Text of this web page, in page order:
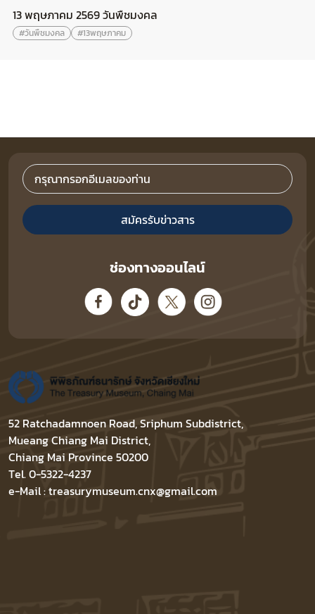
13 พฤษภาคม 2569 วันพืชมงคล
#วันพืชมงคล #13พฤษภาคม
สมัครรับข่าวสาร
ช่องทางออนไลน์
52 Ratchadamnoen Road, Sriphum Subdistrict,
Mueang Chiang Mai District,
Chiang Mai Province 50200
Tel. 0-5322-4237
e-Mail : treasurymuseum.cnx@gmail.com